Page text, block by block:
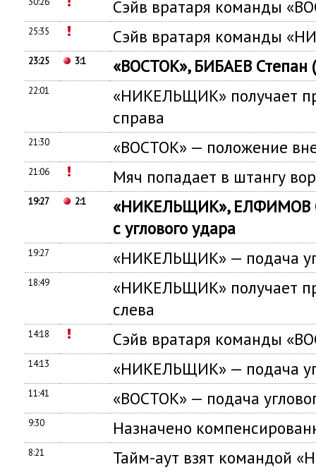
Сэйв вратаря команды
25:35 Сэйв вратаря команды
23:25 3:1 «ВОСТОК», БИБАЕВ
22:01
«НИКЕЛЬЩИК» получает
справа
21:30 «ВОСТОК» — положение
21:06 Мяч попадает в штангу
19:27 2:1
«НИКЕЛЬЩИК», ЕЛФИМОВ
с углового удара
19:27 «НИКЕЛЬЩИК» — подача
18:49
«НИКЕЛЬЩИК» получает
слева
14:18 Сэйв вратаря команды
14:13 «НИКЕЛЬЩИК» — подача
11:41 «ВОСТОК» — подача
9:30 Назначено
8:21 Тайм-аут взят командой